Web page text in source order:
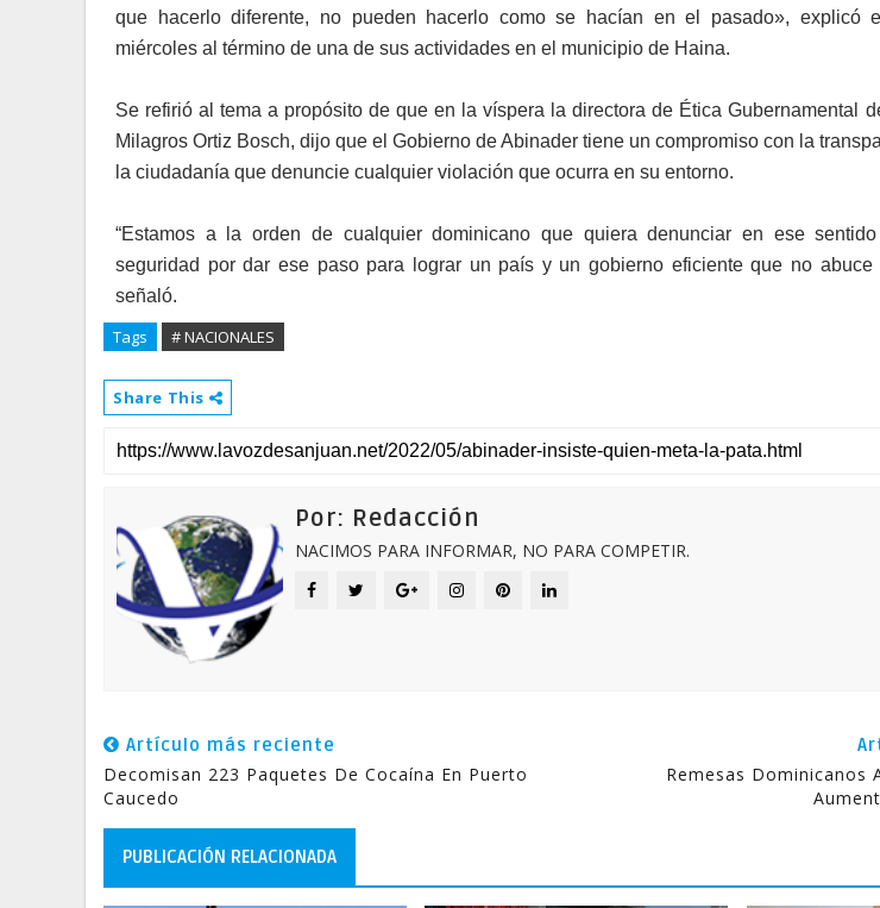
que hacerlo diferente, no pueden hacerlo como se hacían en el pasado», explicó
miércoles al término de una de sus actividades en el municipio de Haina.
Se refirió al tema a propósito de que en la víspera la directora de Ética Gubernamental
Milagros Ortiz Bosch, dijo que el Gobierno de Abinader tiene un compromiso con la
la ciudadanía que denuncie cualquier violación que ocurra en su entorno.
“Estamos a la orden de cualquier dominicano que quiera denunciar en ese
seguridad por dar ese paso para lograr un país y un gobierno eficiente que no abuce
señaló.
Tags # NACIONALES
Share This
Por: Redacción
NACIMOS PARA INFORMAR, NO PARA COMPETIR.
Artículo más reciente
Decomisan 223 Paquetes De Cocaína En Puerto
Caucedo
Remesas Dominicanos
PUBLICACIÓN RELACIONADA